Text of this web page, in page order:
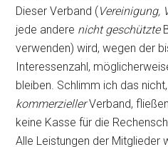
Dieser Verband (Vereinigung,
jede andere nicht geschützte
verwenden) wird, wegen der
Interessenzahl,
bleiben. Schlimm ich das
kommerziellerVerband,
keine Kasse für die
Alle Leistungen der Mitglieder